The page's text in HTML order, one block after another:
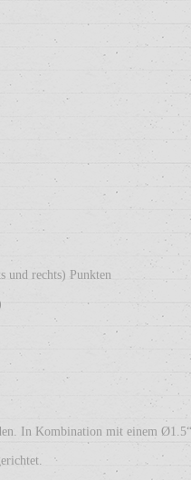
und rechts) Punkten
In Kombination mit einem